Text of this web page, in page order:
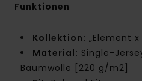
Funktionen
Kollektion: „Element
Material: Single-
Baumwolle [220 g/m2]